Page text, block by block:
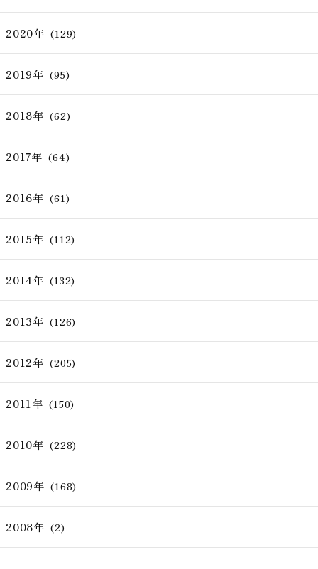
2020年 (129)
2019年 (95)
2018年 (62)
2017年 (64)
2016年 (61)
2015年 (112)
2014年 (132)
2013年 (126)
2012年 (205)
2011年 (150)
2010年 (228)
2009年 (168)
2008年 (2)